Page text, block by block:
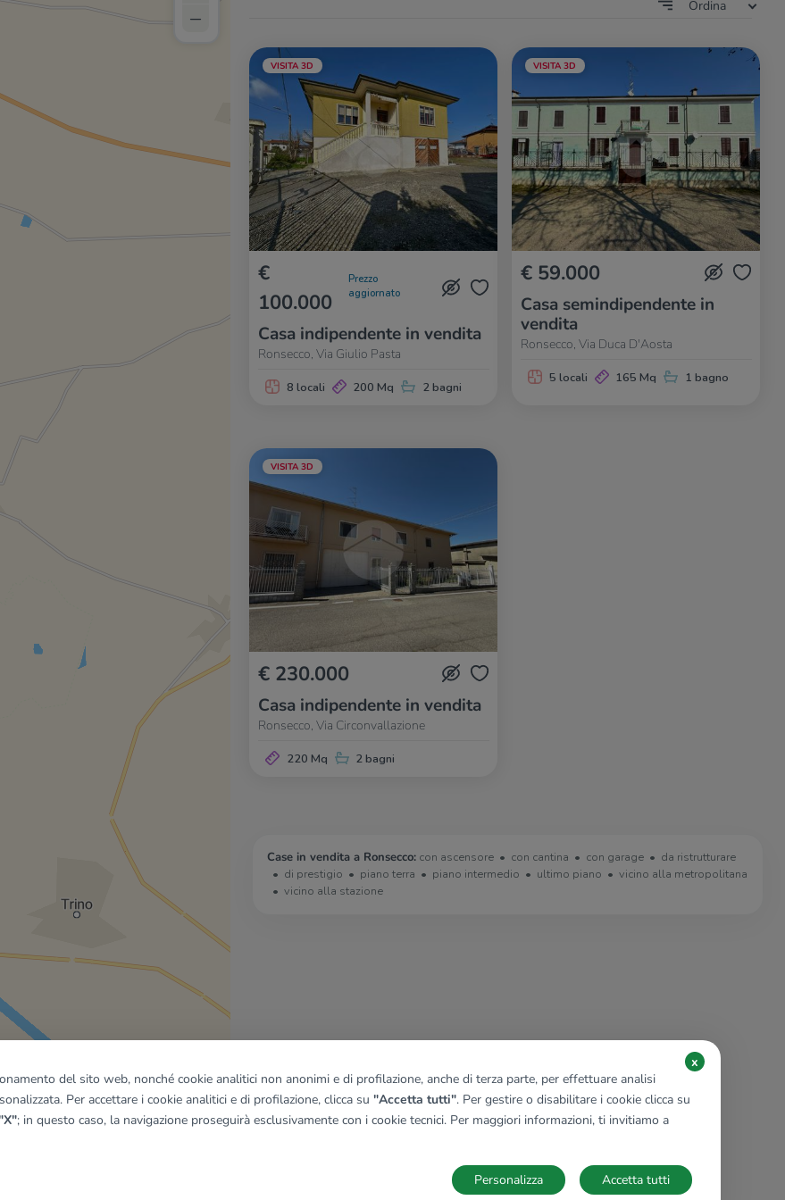
Ordina
VISITA 3D
€
100.000
Prezzo
aggiornato
Casa indipendente in vendita
Ronsecco, Via Giulio Pasta
8 locali 200 Mq 2 bagni
VISITA 3D
€ 59.000
Casa semindipendente in
vendita
Ronsecco, Via Duca D'Aosta
5 locali 165 Mq 1 bagno
VISITA 3D
€ 230.000
Casa indipendente in vendita
Ronsecco, Via Circonvallazione
220 Mq 2 bagni
Case in vendita a Ronsecco: con ascensore con cantina con garage
da ristrutturare
di prestigio
piano terra piano intermedio ultimo piano
vicino alla metropolitana
vicino alla stazione
–
del sito web, nonché cookie analitici non anonimi e di profilazione, anche di terza parte, per effettuare analisi
Per accettare i cookie analitici e di profilazione, clicca su "Accetta tutti". Per gestire o disabilitare i cookie clicca su
; in questo caso, la navigazione proseguirà esclusivamente con i cookie tecnici. Per maggiori informazioni, ti invitiamo a
x
Accetta tutti
Personalizza